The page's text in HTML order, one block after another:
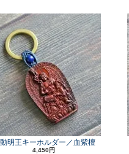
明王キーホルダー／血紫檀
4,450円